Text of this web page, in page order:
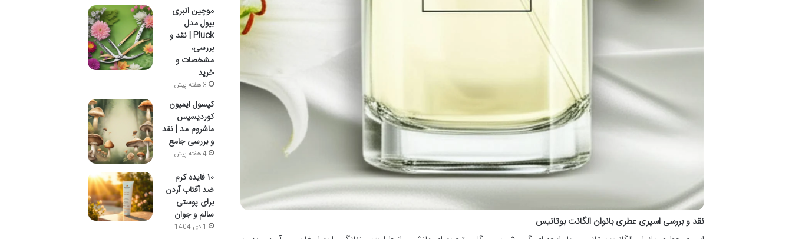
نقد و بررسی اسپری عطری بانوان الگانت بوتانیس
موچین انبری
بیول مدل
Pluck | نقد و
بررسی،
مشخصات و
خرید
3 هفته پیش
کپسول ایمیون
کوردیسپس
ماشروم مد | نقد
و بررسی جامع
4 هفته پیش
۱۰ فایده کرم
ضد آفتاب آردن
برای پوستی
سالم و جوان
1 دی 1404